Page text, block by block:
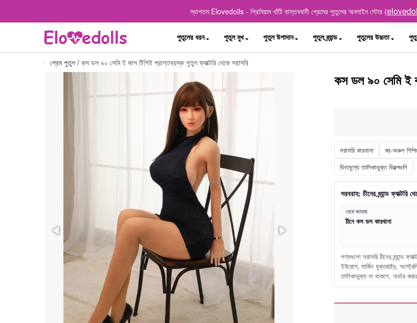
স্বাগতম Elovedolls - প্রিমিয়াম খাঁটি বাস্তববাদী প্রেমের পুতুলের অনলাইন স্টোর (
পুতুলের ধরন পুতুল মুখ পুতুল উপাদান পুতুল ব্র্যান্ড পুতুলের উচ্চতা
প্রেম পুতুল / কস ডল ৯০ সেমি ই কাপ টিপিই প্রাপ্তবয়স্ক পুতুল ফ্যাক্টরি থেকে সরাসরি
কস ডল ৯০ সেমি ই
সরাসরি কারখানা বহু-অঞ্চল শিপিং
বিনামূল্যে তালিকাভুক্ত বিকল্পগুলি
সরবরাহ: চীনের ব্র্যান্ড ফ্যাক্টরি
থেকে জাহাজ
চীনে কস ডল কারখানা
পণ্যগুলো সরাসরি চীনের ব্র্যান্ড
ইউরোপ, মার্কিন যুক্তরাষ্ট্র,
তালিকাভুক্ত না থাকলে, অর্ডার